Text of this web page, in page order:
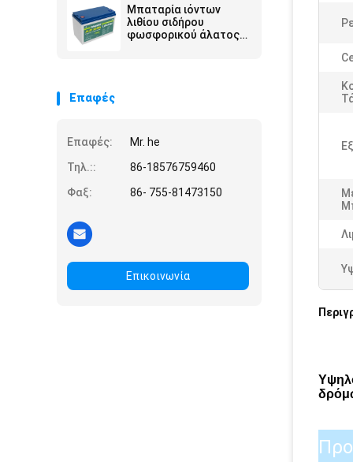
Μπαταρία ιόντων
λιθίου σιδήρου
φωσφορικού άλατος
Επαφές
Επαφές:
Mr. he
Τηλ.::
86-18576759460
Φαξ:
86- 755-81473150
Επικοινωνία